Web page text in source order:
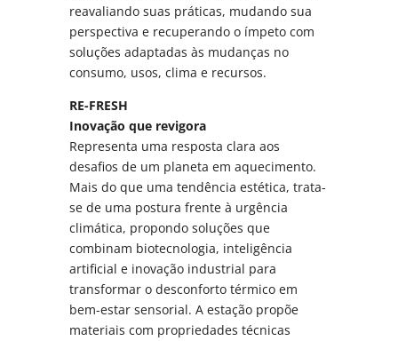
reavaliando suas práticas, mudando sua
perspectiva e recuperando o ímpeto com
soluções adaptadas às mudanças no
consumo, usos, clima e recursos.
RE-FRESH
Inovação que revigora
Representa uma resposta clara aos
desafios de um planeta em aquecimento.
Mais do que uma tendência estética, trata-
se de uma postura frente à urgência
climática, propondo soluções que
combinam biotecnologia, inteligência
artificial e inovação industrial para
transformar o desconforto térmico em
bem-estar sensorial. A estação propõe
materiais com propriedades técnicas